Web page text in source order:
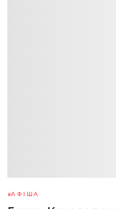
АФІША